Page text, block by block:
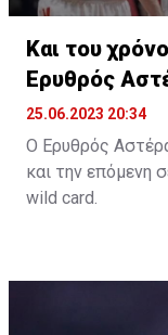
Και του χρόνου στην
Ερυθρός
25.06.2023 20:34
Ο Ερυθρός
και την επόμενη
wild card.
Η παρουσία της
Λίγκας ήταν